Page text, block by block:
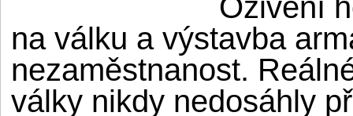
Oživení
na válku a výstavba
nezaměstnanost.
války nikdy nedosáhly